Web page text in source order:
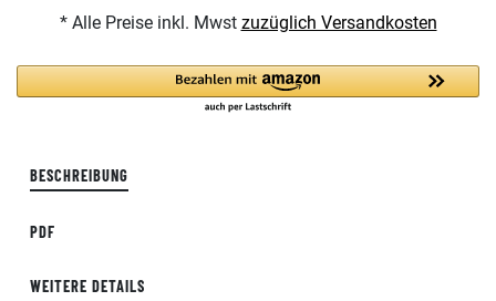
* Alle Preise inkl. Mwst zuzüglich Versandkosten
BESCHREIBUNG
PDF
WEITERE DETAILS